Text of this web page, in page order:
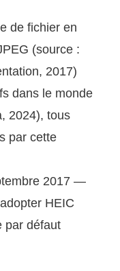
de fichier en
(source :
2017)
dans le monde
2024), tous
par cette
2017 —
HEIC
par défaut